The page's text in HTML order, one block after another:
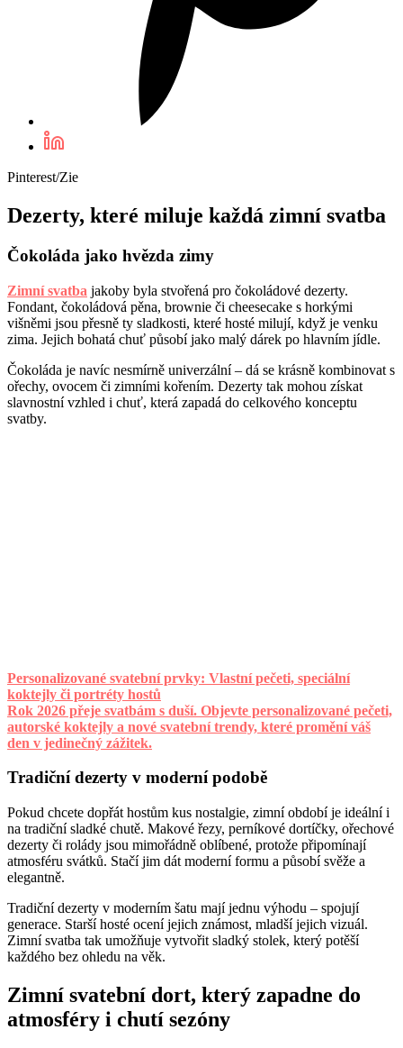
Pinterest/Zie
Dezerty, které miluje každá zimní svatba
Čokoláda jako hvězda zimy
Zimní svatba jakoby byla stvořená pro čokoládové dezerty.
Fondant, čokoládová pěna, brownie či cheesecake s horkými
višněmi jsou přesně ty sladkosti, které hosté milují, když je venku
zima. Jejich bohatá chuť působí jako malý dárek po hlavním jídle.
Čokoláda je navíc nesmírně univerzální – dá se krásně kombinovat s
ořechy, ovocem či zimními kořením. Dezerty tak mohou získat
slavnostní vzhled i chuť, která zapadá do celkového konceptu
svatby.
Personalizované svatební prvky: Vlastní pečeti, speciální
koktejly či portréty hostů
Rok 2026 přeje svatbám s duší. Objevte personalizované pečeti,
autorské koktejly a nové svatební trendy, které promění váš
den v jedinečný zážitek.
Tradiční dezerty v moderní podobě
Pokud chcete dopřát hostům kus nostalgie, zimní období je ideální i
na tradiční sladké chutě. Makové řezy, perníkové dortíčky, ořechové
dezerty či rolády jsou mimořádně oblíbené, protože připomínají
atmosféru svátků. Stačí jim dát moderní formu a působí svěže a
elegantně.
Tradiční dezerty v moderním šatu mají jednu výhodu – spojují
generace. Starší hosté ocení jejich známost, mladší jejich vizuál.
Zimní svatba tak umožňuje vytvořit sladký stolek, který potěší
každého bez ohledu na věk.
Zimní svatební dort, který zapadne do
atmosféry i chutí sezóny